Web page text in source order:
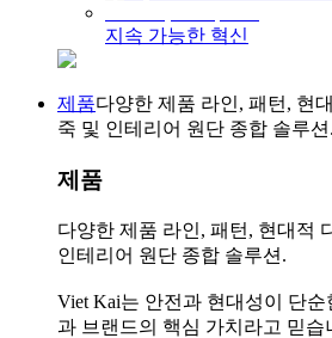
지속 가능한 혁신
제품다양한 제품 라인, 패턴, 현
죽 및 인테리어 원단 종합 솔루션.
제품
다양한 제품 라인, 패턴, 현대적
인테리어 원단 종합 솔루션.
Viet Kai는 안전과 현대성이 단
과 브랜드의 핵심 가치라고 믿습